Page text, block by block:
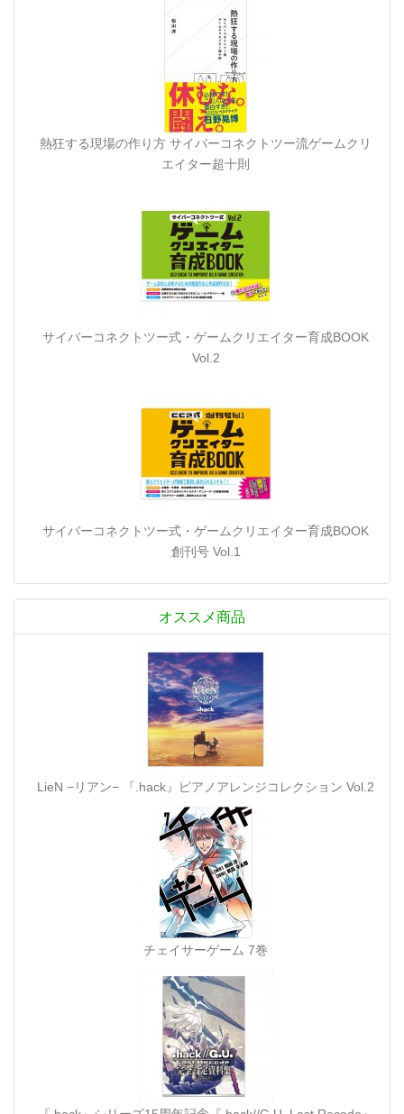
熱狂する現場の作り方 サイバーコネクトツー流ゲームクリ
エイター超十則
サイバーコネクトツー式・ゲームクリエイター育成BOOK
Vol.2
サイバーコネクトツー式・ゲームクリエイター育成BOOK
創刊号 Vol.1
オススメ商品
LieN −リアン− 『.hack』ピアノアレンジコレクション Vol.2
チェイサーゲーム 7巻